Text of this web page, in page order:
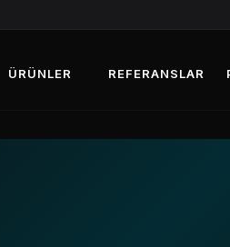
ÜRÜNLER REFERANSLAR